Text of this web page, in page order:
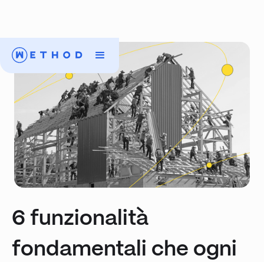
6 funzionalità
fondamentali che ogni